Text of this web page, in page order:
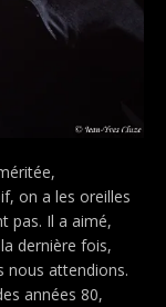
on a les oreilles
pas. Il a aimé,
dernière fois,
nous attendions.
années 80,